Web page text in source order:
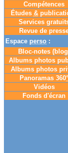
Compétences
Études &
Services
Revue de
Espace perso :
Bloc-notes (blog
Albums photos
Albums photos
Panoramas 360°
Vidéos
Fonds d'écran